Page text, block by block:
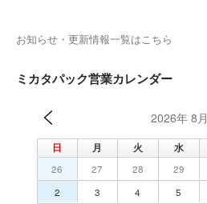
お知らせ・更新情報一覧はこちら
ミカタパック営業カレンダー
2026年 8月
日 月 火 水
26 27 28 29
2
3 4 5